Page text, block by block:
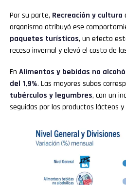
Por su parte, Recreación y cultura
organismo atribuyó ese
paquetes turísticos, un efecto
receso invernal y elevó el costo de
En Alimentos y bebidas no
del 1,9%. Las mayores subas
tubérculos y legumbres, con un
seguidas por los productos lácteos y